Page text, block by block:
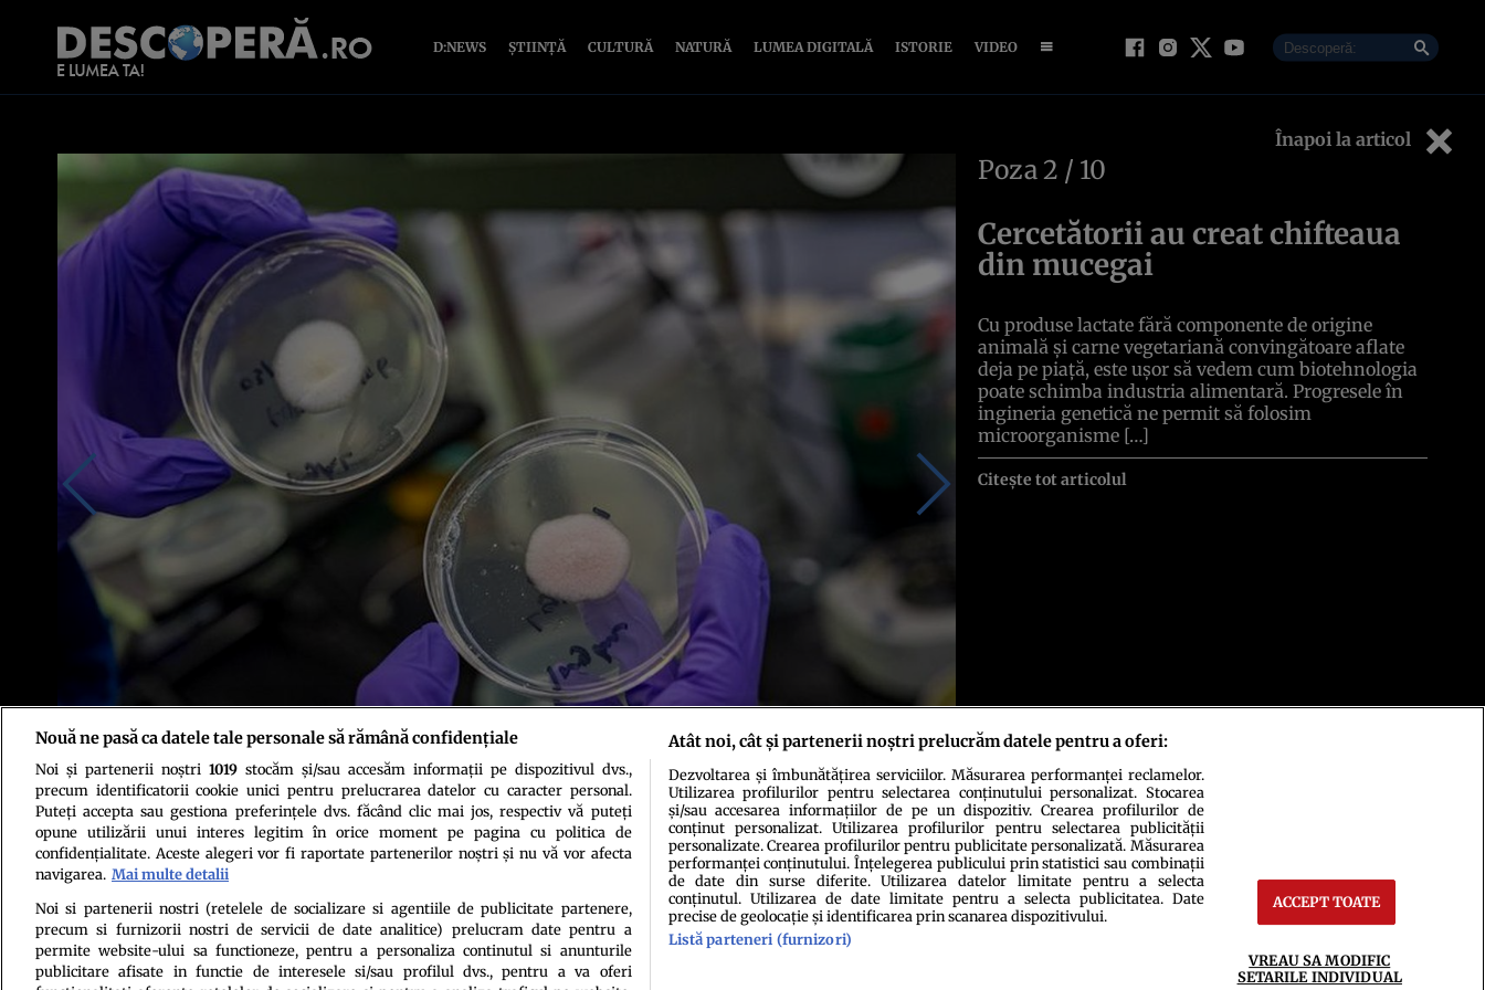
D:NEWS ȘTIINȚĂ CULTURĂ NATURĂ LUMEA DIGITALĂ ISTORIE VIDEO
Înapoi la articol
Foto: Marilyn Sargent/Berkeley Lab/Eurek Alert
Poza2 / 10
Cercetătorii au creat chifteaua
din mucegai
Cu produse lactate fără componente de origine
animală și carne vegetariană convingătoare aflate
deja pe piață, este ușor să vedem cum biotehnologia
poate schimba industria alimentară. Progresele în
ingineria genetică ne permit să folosim
microorganisme […]
Citește tot articolul
Politica de confidenţialitatePolitica de cookiesTermeni şi condiţiiEchipa redacțională
Nouă ne pasă ca datele tale personale să rămână confidențiale
Noi și partenerii noștri 1019stocăm și/sau accesăm informații pe dispozitivul dvs.,
precum identificatorii cookie unici pentru prelucrarea datelor cu caracter personal.
Puteți accepta sau gestiona preferințele dvs. făcând clic mai jos, respectiv vă puteți
opune utilizării unui interes legitim în orice moment pe pagina cu politica de
confidențialitate. Aceste alegeri vor fi raportate partenerilor noștri și nu vă vor afecta
navigarea. Mai multe detalii
Noi si partenerii nostri (retelele de socializare si agentiile de publicitate partenere,
precum si furnizorii nostri de servicii de date analitice) prelucram date pentru a
permite website-ului sa functioneze, pentru a personaliza continutul si anunturile
publicitare afisate in functie de interesele si/sau profilul dvs., pentru a va oferi
Atât noi, cât și partenerii noștri prelucrăm datele pentru a oferi:
Dezvoltarea și îmbunătățirea serviciilor. Măsurarea performanței reclamelor.
Utilizarea profilurilor pentru selectarea conținutului personalizat. Stocarea
și/sau accesarea informațiilor de pe un dispozitiv. Crearea profilurilor de
conținut personalizat. Utilizarea profilurilor pentru selectarea publicității
personalizate. Crearea profilurilor pentru publicitate personalizată. Măsurarea
performanței conținutului. Înțelegerea publicului prin statistici sau combinații
de date din surse diferite. Utilizarea datelor limitate pentru a selecta
conținutul. Utilizarea de date limitate pentru a selecta publicitatea. Date
precise de geolocație și identificarea prin scanarea dispozitivului.
Listă parteneri (furnizori)
ACCEPT TOATE
VREAU SA MODIFIC
SETARILE INDIVIDUAL